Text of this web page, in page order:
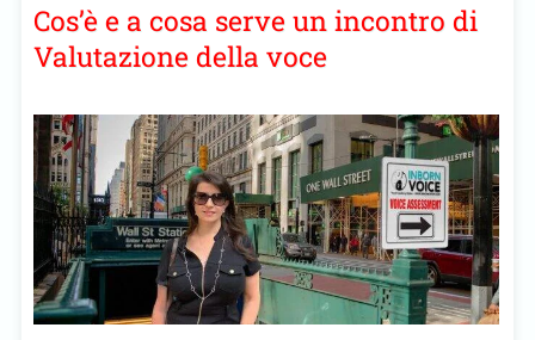
Cos’è e a cosa serve un incontro di
Valutazione della voce